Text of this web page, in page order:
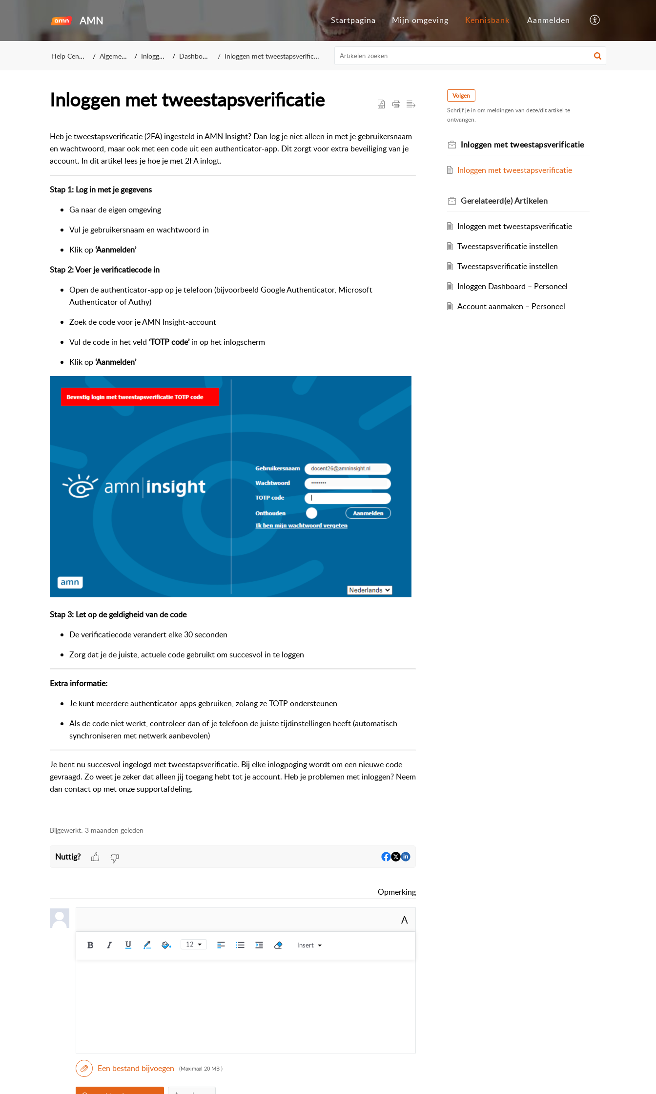
AMN Startpagina Mijn omgeving Kennisbank Aanmelden
Help Center Algemeen Inloggen Dashboard Inloggen met tweestapsverificatie
Inloggen met tweestapsverificatie
Heb je tweestapsverificatie (2FA) ingesteld in AMN Insight? Dan log je niet alleen in met je gebruikersnaam
en wachtwoord, maar ook met een code uit een authenticator-app. Dit zorgt voor extra beveiliging van je
account. In dit artikel lees je hoe je met 2FA inlogt.
Stap 1: Log in met je gegevens
Ga naar de eigen omgeving
Vul je gebruikersnaam en wachtwoord in
Klik op‘Aanmelden’
Stap 2: Voer je verificatiecode in
Open de authenticator-app op je telefoon (bijvoorbeeld Google Authenticator, Microsoft
Authenticator of Authy)
Zoek de code voor je AMN Insight-account
Vul de code in het veld ‘TOTP code’in op het inlogscherm
Klik op‘Aanmelden’
Stap 3: Let op de geldigheid van de code
De verificatiecode verandert elke 30 seconden
Zorg dat je de juiste, actuele code gebruikt om succesvol in te loggen
Extra informatie:
Je kunt meerdere authenticator-apps gebruiken, zolang ze TOTP ondersteunen
Als de code niet werkt, controleer dan of je telefoon de juiste tijdinstellingen heeft (automatisch
synchroniseren met netwerk aanbevolen)
Je bent nu succesvol ingelogd met tweestapsverificatie. Bij elke inlogpoging wordt om een nieuwe code
gevraagd. Zo weet je zeker dat alleen jij toegang hebt tot je account. Heb je problemen met inloggen? Neem
dan contact op met onze supportafdeling.
Bijgewerkt: 3 maanden geleden
Nuttig?
Opmerking
A
12 Insert
Een bestand bijvoegen (Maximaal 20 MB )
Volgen
Schrijf je in om meldingen van deze/dit artikel te
ontvangen.
Inloggen met tweestapsverificatie
Inloggen met tweestapsverificatie
Gerelateerd(e)Artikelen
Inloggen met tweestapsverificatie
Tweestapsverificatie instellen
Tweestapsverificatie instellen
Inloggen Dashboard – Personeel
Account aanmaken – Personeel